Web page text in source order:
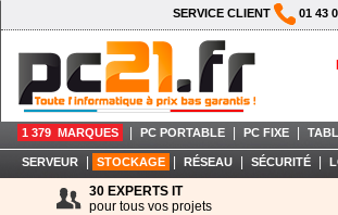
SERVICE CLIENT 01 43
1 379 MARQUES PC PORTABLE PC FIXE
SERVEUR STOCKAGE RÉSEAU SÉCURITÉ
30 EXPERTS IT
pour tous vos projets